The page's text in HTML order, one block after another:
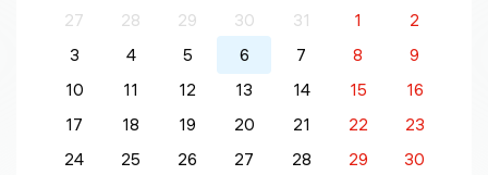
27
28 29 30 31 1
2
3
4 5 6 7 8
9
10
11 12 13 14 15
16
17
18 19 20 21 22
23
24
25 26 27 28 29
30